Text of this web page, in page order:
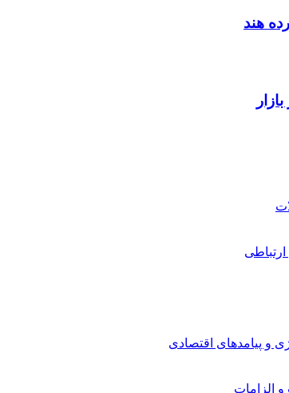
و پیامدهای اقتصادی
و الزامات